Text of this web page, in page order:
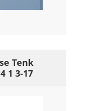
Tenk
1 3-17